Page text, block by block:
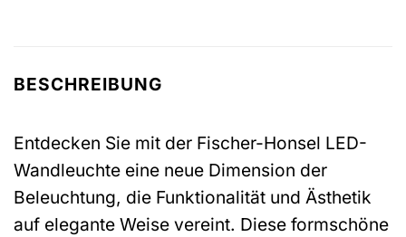
BESCHREIBUNG
Entdecken Sie mit der Fischer-Honsel LED-
Wandleuchte eine neue Dimension der
Beleuchtung, die Funktionalität und Ästhetik
auf elegante Weise vereint. Diese formschöne